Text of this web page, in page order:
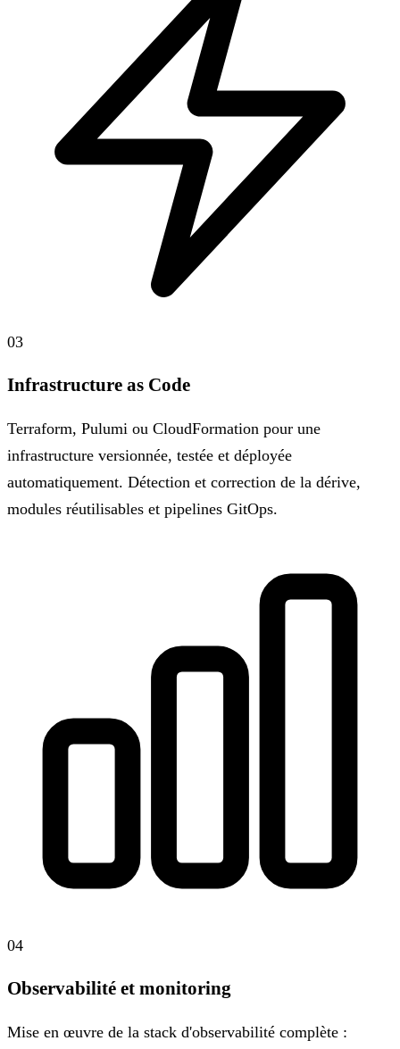
03
Infrastructure as Code
Terraform, Pulumi ou CloudFormation pour une
infrastructure versionnée, testée et déployée
automatiquement. Détection et correction de la dérive,
modules réutilisables et pipelines GitOps.
04
Observabilité et monitoring
Mise en œuvre de la stack d'observabilité complète :